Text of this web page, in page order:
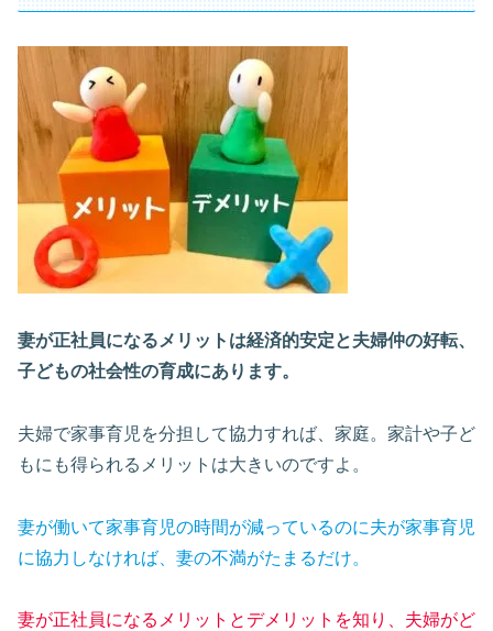
妻が正社員になるメリットは経済的安定と夫婦仲の好転、
子どもの社会性の育成にあります。
夫婦で家事育児を分担して協力すれば、家庭。家計や子ど
もにも得られるメリットは大きいのですよ。
妻が働いて家事育児の時間が減っているのに夫が家事育児
に協力しなければ、妻の不満がたまるだけ。
妻が正社員になるメリットとデメリットを知り、夫婦がど